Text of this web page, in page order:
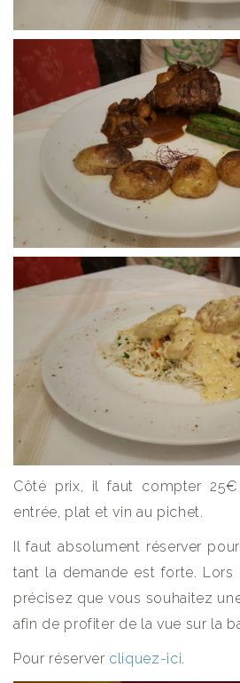
Côté prix, il faut compter
entrée, plat et vin au pichet.
Il faut absolument réserver
tant la demande est forte. Lors
précisez que vous souhaitez
afin de profiter de la vue sur la
Pour réserver cliquez-ici.